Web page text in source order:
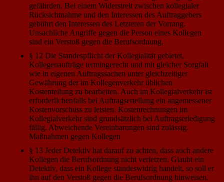
gefährden. Bei einem Widerstreit zwischen kollegialer
Rücksichtnahme und den Interessen des Auftraggebers
gebührt den Interessen des Letzteren der Vorrang.
Unsachliche Angriffe gegen die Person eines Kollegen
sind ein Verstoß gegen die Berufsordnung.
§ 12 Die Standespflicht der Kollegialität gebietet,
Kollegenaufträge termingerecht und mit gleicher Sorgfalt
wie in eigenen Auftragssachen unter gleichzeitiger
Gewährung der im Kollegenverkehr üblichen
Kostenteilung zu bearbeiten. Auch im Kollegialverkehr ist
erforderlichenfalls bei Auftragserteilung ein angemessener
Kostenvorschuss zu leisten. Kostenrechnungen im
Kollegialverkehr sind grundsätzlich bei Auftragserledigung
fällig. Abweichende Vereinbarungen sind zulässig.
Maßnahmen gegen Kollegen
§ 13 Jeder Detektiv hat darauf zu achten, dass auch andere
Kollegen die Berufsordnung nicht verletzen. Glaubt ein
Detektiv, dass ein Kollege standeswidrig handelt, so soll er
ihn auf den Verstoß gegen die Berufsordnung hinweisen.